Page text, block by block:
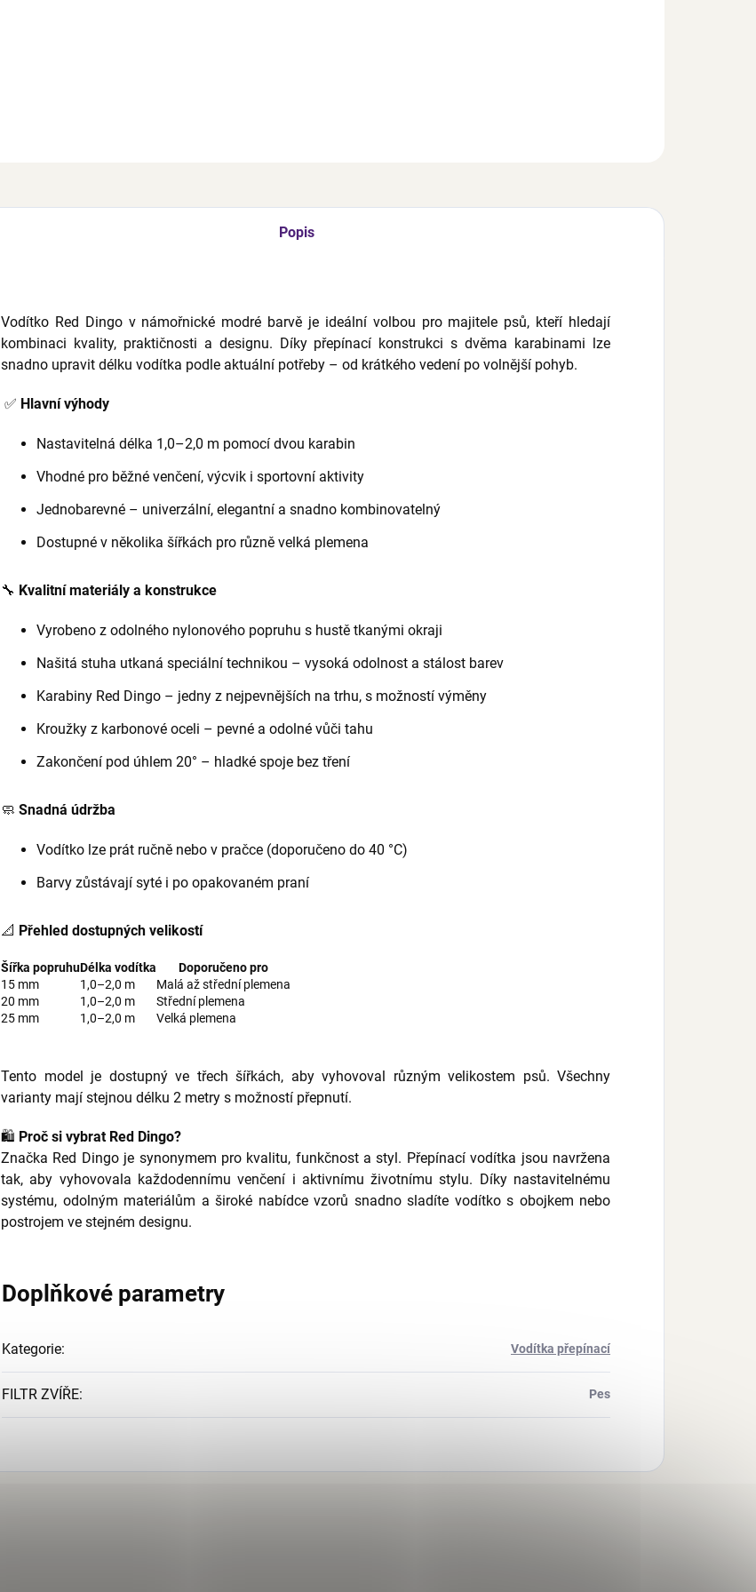
Popis
Vodítko Red Dingo v námořnické modré barvě je ideální volbou pro majitele psů, kteří hledají
kombinaci kvality, praktičnosti a designu. Díky přepínací konstrukci s dvěma karabinami lze
snadno upravit délku vodítka podle aktuální potřeby – od krátkého vedení po volnější pohyb.
✅ Hlavní výhody
Nastavitelná délka 1,0–2,0 m pomocí dvou karabin
Vhodné pro běžné venčení, výcvik i sportovní aktivity
Jednobarevné – univerzální, elegantní a snadno kombinovatelný
Dostupné v několika šířkách pro různě velká plemena
🔧 Kvalitní materiály a konstrukce
Vyrobeno z odolného nylonového popruhu s hustě tkanými okraji
Našitá stuha utkaná speciální technikou – vysoká odolnost a stálost barev
Karabiny Red Dingo – jedny z nejpevnějších na trhu, s možností výměny
Kroužky z karbonové oceli – pevné a odolné vůči tahu
Zakončení pod úhlem 20° – hladké spoje bez tření
🧼 Snadná údržba
Vodítko lze prát ručně nebo v pračce (doporučeno do 40 °C)
Barvy zůstávají syté i po opakovaném praní
📐 Přehled dostupných velikostí
Šířka popruhuDélka vodítka
Doporučeno pro
15 mm
1,0–2,0 m
Malá až střední plemena
20 mm
1,0–2,0 m
Střední plemena
25 mm
1,0–2,0 m Velká plemena
Tento model je dostupný ve třech šířkách, aby vyhovoval různým velikostem psů. Všechny
varianty mají stejnou délku 2 metry s možností přepnutí.
🛍 Proč si vybrat Red Dingo?
Značka Red Dingo je synonymem pro kvalitu, funkčnost a styl. Přepínací vodítka jsou navržena
tak, aby vyhovovala každodennímu venčení i aktivnímu životnímu stylu. Díky nastavitelnému
systému, odolným materiálům a široké nabídce vzorů snadno sladíte vodítko s obojkem nebo
postrojem ve stejném designu.
Doplňkové parametry
Kategorie: Vodítka přepínací
FILTR ZVÍŘE: Pes